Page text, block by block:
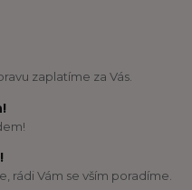
zaplatíme za Vás.
rádi Vám se vším poradíme.